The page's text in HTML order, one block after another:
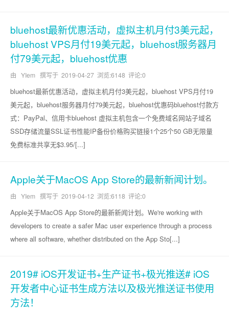
bluehost最新优惠活动，虚拟主机月付3美元起，
bluehost VPS月付19美元起，bluehost服务器月
付79美元起，bluehost优惠
由 YIem 撰写于 2019-04-27 浏览:6148 评论:0
bluehost最新优惠活动，虚拟主机月付3美元起，bluehost VPS月付19
美元起，bluehost服务器月付79美元起，bluehost优惠码bluehost付款方
式：PayPal、信用卡bluehost 虚拟主机包含一个免费域名网站子域名
SSD存储流量SSL证书性能IP备份价格购买链接1个25个50 GB无限量
免费标准共享无$3.95/[...]
Apple关于MacOS App Store的最新新闻计划。
由 YIem 撰写于 2019-04-12 浏览:6118 评论:0
Apple关于MacOS App Store的最新新闻计划。We're working with
developers to create a safer Mac user experience through a process
where all software, whether distributed on the App Sto[...]
2019# iOS开发证书+生产证书+极光推送# iOS
开发者中心证书生成方法以及极光推送证书使用
方法！